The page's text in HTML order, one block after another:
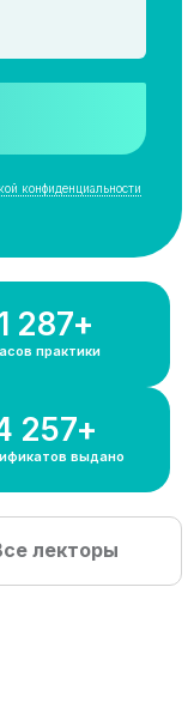
конфиденциальности
300+
практики
300+
выдано
лекторы